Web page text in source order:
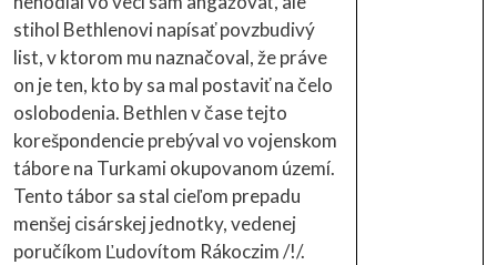
stihol Bethlenovi napísať povzbudivý
list, v ktorom mu naznačoval, že práve
on je ten, kto by sa mal postaviť na čelo
oslobodenia. Bethlen v čase tejto
korešpondencie prebýval vo vojenskom
tábore na Turkami okupovanom území.
Tento tábor sa stal cieľom prepadu
menšej cisárskej jednotky, vedenej
poručíkom Ľudovítom Rákoczim /!/.